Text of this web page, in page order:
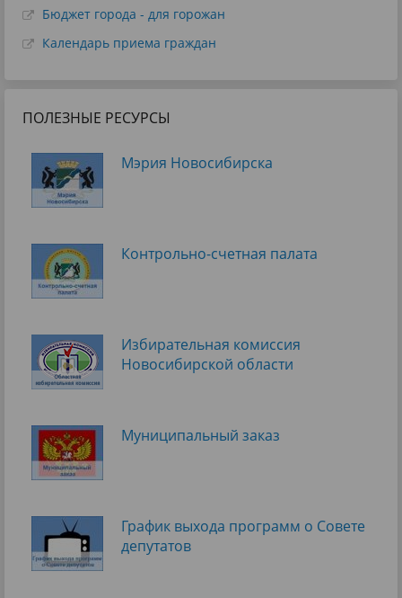
Бюджет города - для горожан
Календарь приема граждан
ПОЛЕЗНЫЕ РЕСУРСЫ
Мэрия Новосибирска
Контрольно-счетная палата
Избирательная комиссия
Новосибирской области
Муниципальный заказ
График выхода программ о Cовете
депутатов